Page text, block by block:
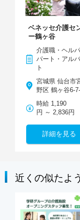
ベネッセ介護セ
ー鶴ヶ谷
介護職・ヘル
パート・アル
ト
宮城県 仙台市
野区 鶴ヶ谷6-
時給 1,190
円 ～ 2,836円
詳細を見る
近くの似たよ